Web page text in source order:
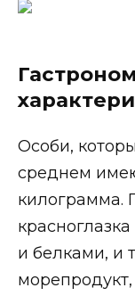
Особи,
среднем
килограмма.
и белками, и